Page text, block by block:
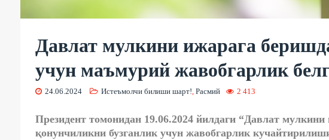
Давлат мулкини ижарага
учун маъмурий жавобгарлик
24.06.2024 Истеъмолчи билиши шарт!, Расмий 2 413
Президент томонидан 19.06.2024 йилдаги “Давлат
қонунчиликни бузганлик учун жавобгарлик